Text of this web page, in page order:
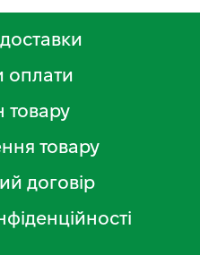
оплати
товару
товару
договір